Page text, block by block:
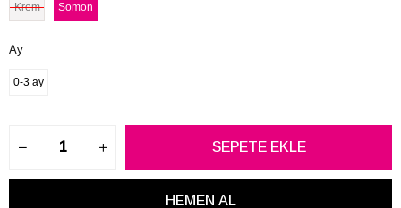
Krem Somon
Ay
0-3 ay